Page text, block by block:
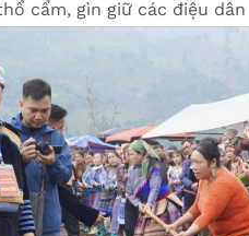
cẩm, gìn giữ các điệu